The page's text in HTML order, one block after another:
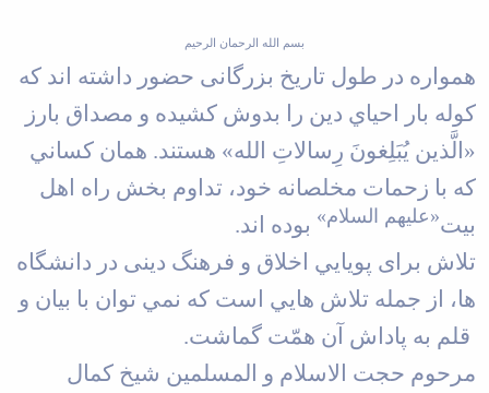
بسم الله الرحمان الرحيم
همواره در طول تاريخ بزرگانی حضور داشته­ اند كه
كوله­ بار احياي دين را بدوش كشيده و مصداق بارز
«الَّذين يُبَلِغونَ رِسالاتِ الله» هستند. همان كساني
كه با زحمات مخلصانه خود، تداوم ­بخش راه اهل
بيت«علیهم السلام» بوده ­اند.
تلاش برای پويايي اخلاق و فرهنگ دینی در دانشگاه
ها، از جمله تلاش ­هايي است كه نمي­ توان با بيان و
قلم به پاداش آن همّت گماشت.
مرحوم حجت­ الاسلام و المسلمین شیخ کمال